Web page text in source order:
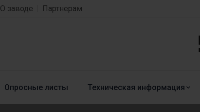
О заводе Партнерам
Опросные листы Техническая информация